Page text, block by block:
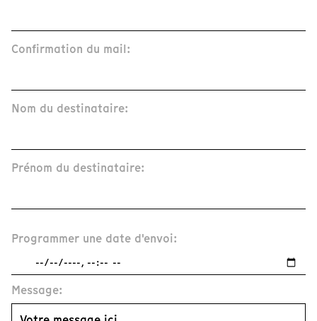
Confirmation du mail:
Nom du destinataire:
Prénom du destinataire:
Programmer une date d'envoi:
Message: